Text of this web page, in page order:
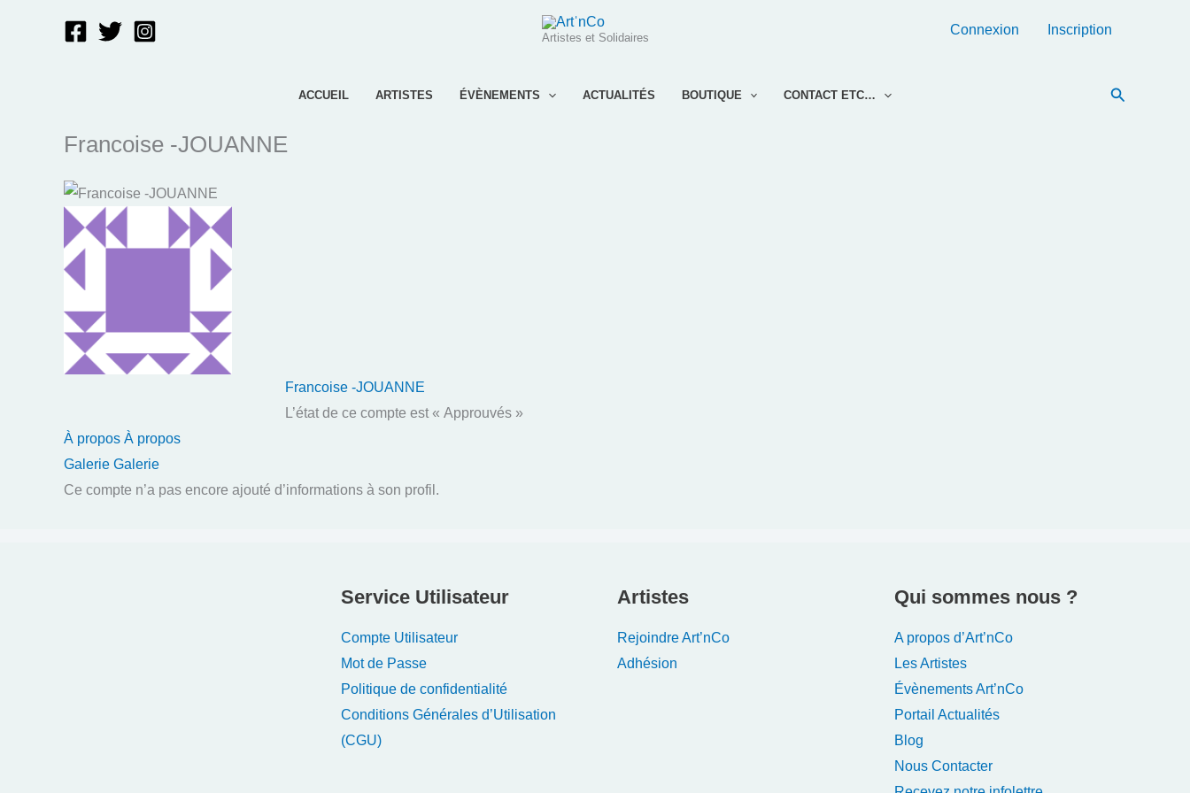
Artistes et Solidaires
Connexion Inscription
ACCUEIL ARTISTES ÉVÈNEMENTS ACTUALITÉS BOUTIQUE CONTACT ETC…
Francoise -JOUANNE
Francoise -JOUANNE
L’état de ce compte est « Approuvés »
À propos À propos
Galerie Galerie
Ce compte n’a pas encore ajouté d’informations à son profil.
Service Utilisateur
Compte Utilisateur
Mot de Passe
Politique de confidentialité
Conditions Générales d’Utilisation
(CGU)
Artistes
Rejoindre Art’nCo
Adhésion
Qui sommes nous ?
A propos d’Art’nCo
Les Artistes
Évènements Art’nCo
Portail Actualités
Blog
Nous Contacter